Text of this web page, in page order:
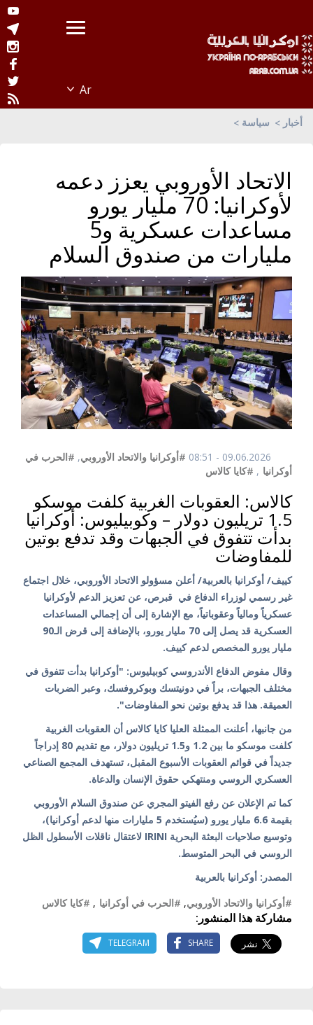
أخبار سياسة
الاتحاد الأوروبي يعزز دعمه
لأوكرانيا: 70 مليار يورو
مساعدات عسكرية و5
مليارات من صندوق السلام
09.06.2026 - 08:51 #أوكرانيا والاتحاد الأوروبي, #الحرب في
أوكرانيا , #كايا كالاس
كالاس: العقوبات الغربية كلفت موسكو
1.5 تريليون دولار – وكوبيليوس: أوكرانيا
بدأت تتفوق في الجبهات وقد تدفع بوتين
للمفاوضات
كييف/ أوكرانيا بالعربية/ أعلن مسؤولو الاتحاد الأوروبي، خلال اجتماع
غير رسمي لوزراء الدفاع في قبرص، عن تعزيز الدعم لأوكرانيا
عسكرياً ومالياً وعقوباتياً، مع الإشارة إلى أن إجمالي المساعدات
العسكرية قد يصل إلى 70 مليار يورو، بالإضافة إلى قرض الـ90
مليار يورو المخصص لدعم كييف.
وقال مفوض الدفاع الأندروسي كوبيليوس: "أوكرانيا بدأت تتفوق في
مختلف الجبهات، براً في دونيتسك وبوكروفسك، وعبر الضربات
العميقة. هذا قد يدفع بوتين نحو المفاوضات".
من جانبها، أعلنت الممثلة العليا كايا كالاس أن العقوبات الغربية
كلفت موسكو ما بين 1.2 و1.5 تريليون دولار، مع تقديم 80 إدراجاً
جديداً في قوائم العقوبات الأسبوع المقبل، تستهدف المجمع الصناعي
العسكري الروسي ومنتهكي حقوق الإنسان والدعاة.
كما تم الإعلان عن رفع الفيتو المجري عن صندوق السلام الأوروبي
بقيمة 6.6 مليار يورو (سيُستخدم 5 مليارات منها لدعم أوكرانيا)،
وتوسيع صلاحيات البعثة البحرية IRINI لاعتقال ناقلات الأسطول الظل
الروسي في البحر المتوسط.
المصدر: أوكرانيا بالعربية
#أوكرانيا والاتحاد الأوروبي, #الحرب في أوكرانيا , #كايا كالاس
مشاركة هذا المنشور:
SHARE
TELEGRAM